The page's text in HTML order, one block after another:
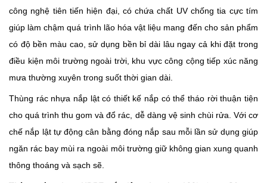
công nghệ tiên tiến hiện đại, có chứa chất UV chống tia cực tím
giúp làm chậm quá trình lão hóa vật liệu mang đến cho sản phẩm
có độ bền màu cao, sử dụng bền bỉ dài lâu ngay cả khi đặt trong
điều kiện môi trường ngoài trời, khu vực công cộng tiếp xúc năng
mưa thường xuyên trong suốt thời gian dài.
Thùng rác nhựa nắp lật có thiết kế nắp có thể tháo rời thuận tiện
cho quá trình thu gom và đổ rác, dễ dàng vệ sinh chùi rửa. Với cơ
chế nắp lật tự động cân bằng đóng nắp sau mỗi lần sử dụng giúp
ngăn rác bay mùi ra ngoài môi trường giữ không gian xung quanh
thông thoáng và sạch sẽ.